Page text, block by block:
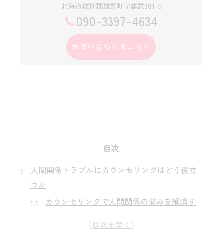
北海道紋別郡雄武町字雄武381-5
090-3397-4634
お問い合わせはこちら
目次
人間関係トラブルにカウンセリングはどう役立
つか
カウンセリングで人間関係の悩みを解消す